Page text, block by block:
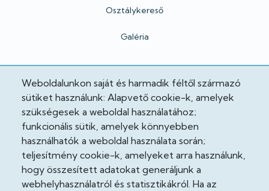
Weboldalunkon saját és harmadik féltől származó
sütiket használunk: Alapvető cookie-k, amelyek
szükségesek a weboldal használatához;
funkcionális sütik, amelyek könnyebben
használhatók a weboldal használata során;
teljesítmény cookie-k, amelyeket arra használunk,
hogy összesített adatokat generáljunk a
webhelyhasználatról és statisztikákról. Ha az
Osztálykereső
Galéria
Hivatalos
Adatkezelési tájékoztató
Adatvédelmi tisztviselő
Akadálymentesítési nyilatkozat
Cooekie szabályzat